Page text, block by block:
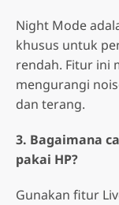
Night Mode
khusus untuk
rendah. Fitur ini
mengurangi
dan terang.
3. Bagaimana
pakai HP?
Gunakan fitur